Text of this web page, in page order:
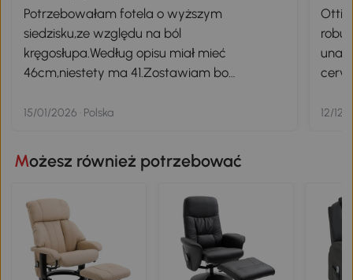
Potrzebowałam fotela o wyższym
siedzisku,ze względu na ból
kręgosłupa.Według opisu miał mieć
46cm,niestety ma 41.Zostawiam bo
15/01/2026 · Polska
una
12/12/
Możesz również potrzebować